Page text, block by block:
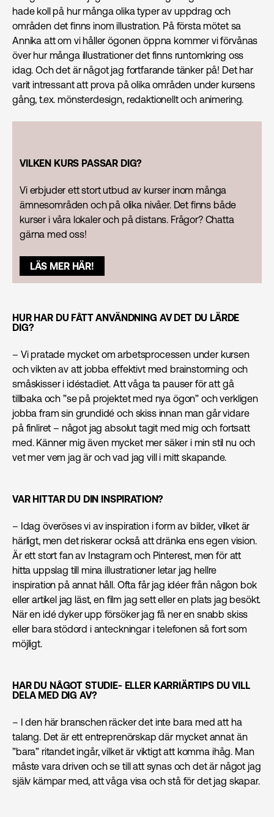
hade koll på hur många olika typer av uppdrag och
områden det finns inom illustration. På första mötet sa
Annika att om vi håller ögonen öppna kommer vi förvånas
över hur många illustrationer det finns runtomkring oss
idag. Och det är något jag fortfarande tänker på! Det har
varit intressant att prova på olika områden under kursens
gång, t.ex. mönsterdesign, redaktionellt och animering.
VILKEN KURS PASSAR DIG?
Vi erbjuder ett stort utbud av kurser inom många
ämnesområden och på olika nivåer. Det finns både
kurser i våra lokaler och på distans. Frågor? Chatta
gärna med oss!
LÄS MER HÄR!
HUR HAR DU FÅTT ANVÄNDNING AV DET DU LÄRDE
DIG?
– Vi pratade mycket om arbetsprocessen under kursen
och vikten av att jobba effektivt med brainstorming och
småskisser i idéstadiet. Att våga ta pauser för att gå
tillbaka och ”se på projektet med nya ögon” och verkligen
jobba fram sin grundidé och skiss innan man går vidare
på finliret – något jag absolut tagit med mig och fortsatt
med. Känner mig även mycket mer säker i min stil nu och
vet mer vem jag är och vad jag vill i mitt skapande.
VAR HITTAR DU DIN INSPIRATION?
– Idag överöses vi av inspiration i form av bilder, vilket är
härligt, men det riskerar också att dränka ens egen vision.
Är ett stort fan av Instagram och Pinterest, men för att
hitta uppslag till mina illustrationer letar jag hellre
inspiration på annat håll. Ofta får jag idéer från någon bok
eller artikel jag läst, en film jag sett eller en plats jag besökt.
När en idé dyker upp försöker jag få ner en snabb skiss
eller bara stödord i anteckningar i telefonen så fort som
möjligt.
HAR DU NÅGOT STUDIE- ELLER KARRIÄRTIPS DU VILL
DELA MED DIG AV?
– I den här branschen räcker det inte bara med att ha
talang. Det är ett entreprenörskap där mycket annat än
”bara” ritandet ingår, vilket är viktigt att komma ihåg. Man
måste vara driven och se till att synas och det är något jag
själv kämpar med, att våga visa och stå för det jag skapar.